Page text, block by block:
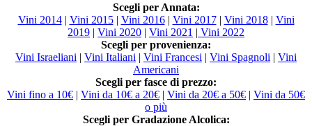
Scegli per Annata:
Vini 2014| Vini 2015| Vini 2016| Vini 2017| Vini 2018| Vini
2019 | Vini 2020 | Vini 2021 | Vini 2022
Scegli per provenienza:
Vini Israeliani | Vini Italiani | Vini Francesi | Vini Spagnoli | Vini
Americani
Scegli per fasce di prezzo:
Vini fino a 10€ | Vini da 10€ a 20€ | Vini da 20€ a 50€ | Vini da 50€
o più
Scegli per Gradazione Alcolica: